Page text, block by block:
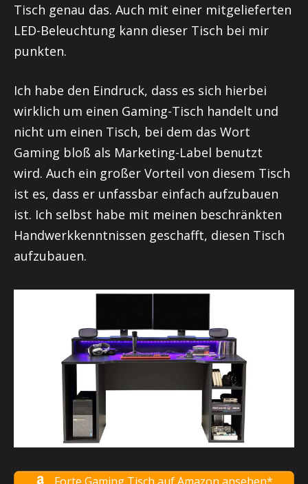
Tisch genau das. Auch mit einer mitgelieferten
LED-Beleuchtung kann dieser Tisch bei mir
punkten.
Ich habe den Eindruck, dass es sich hierbei
wirklich um einen Gaming-Tisch handelt und
nicht um einen Tisch, bei dem das Wort
Gaming bloß als Marketing-Label benutzt
wird. Auch ein großer Vorteil von diesem Tisch
ist es, dass er unfassbar einfach aufzubauen
ist. Ich selbst habe mit meinen beschränkten
Handwerkkenntnissen geschafft, diesen Tisch
aufzubauen.